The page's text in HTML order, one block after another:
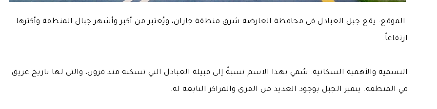
الموقع: يقع جبل العبادل في محافظة العارضة شرق منطقة جازان، ويُعتبر من أكبر وأشهر جبال المنطقة وأكثرها
ارتفاعاً.
التسمية والأهمية السكانية: سُمي بهذا الاسم نسبةً إلى قبيلة العبادل التي تسكنه منذ قرون، والتي لها تاريخ عريق
في المنطقة. يتميز الجبل بوجود العديد من القرى والمراكز التابعة له.